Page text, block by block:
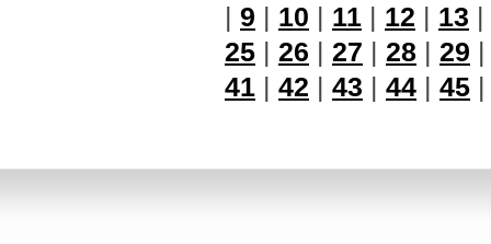
| 9 | 10 | 11 | 12 | 13 |
25 | 26 | 27 | 28 | 29
41 | 42 | 43 | 44 | 45